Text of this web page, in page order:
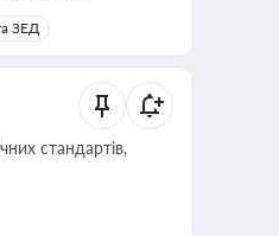
ЗЕД
стандартів,